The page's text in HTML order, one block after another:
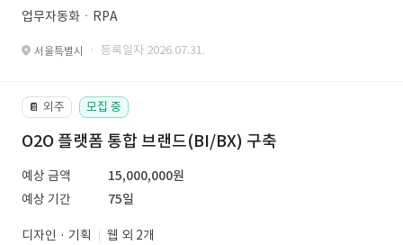
업무자동화ㆍRPA
서울특별시 · 등록일자 2026.07.31.
📔 외주 모집 중
O2O 플랫폼 통합 브랜드(BI/BX) 구축
예상 금액
15,000,000원
예상 기간
75일
디자인 · 기획
웹 외 2개